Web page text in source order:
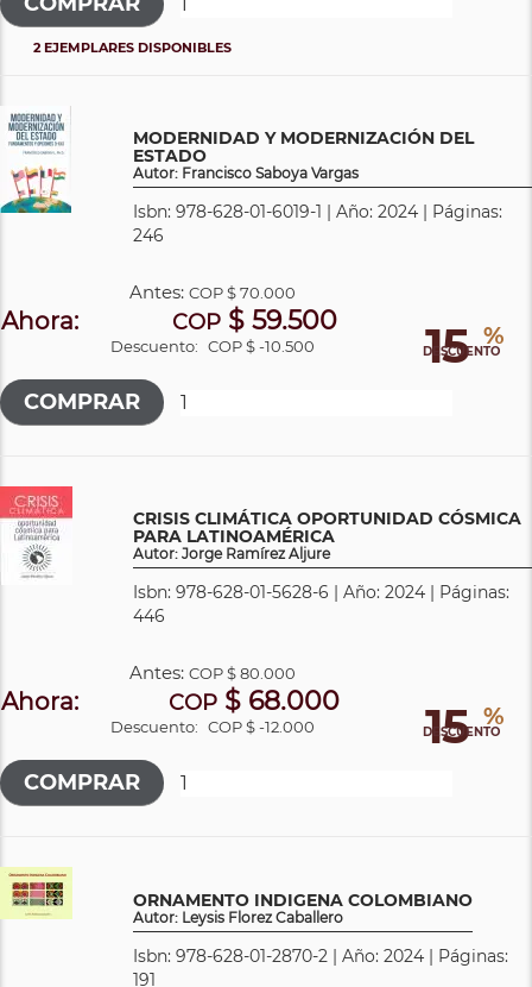
2 EJEMPLARES DISPONIBLES
MODERNIDAD Y MODERNIZACIÓN DEL
ESTADO
Autor: Francisco Saboya Vargas
Isbn: 978-628-01-6019-1 | Año: 2024 | Páginas:
246
15 %
DESCUENTO
Antes:COP$ 70.000
Ahora: COP$ 59.500
Descuento: COP $ -10.500
CRISIS CLIMÁTICA OPORTUNIDAD CÓSMICA
PARA LATINOAMÉRICA
Autor: Jorge Ramírez Aljure
Isbn: 978-628-01-5628-6 | Año: 2024 | Páginas:
446
15 %
DESCUENTO
Antes:COP$ 80.000
Ahora: COP $ 68.000
Descuento: COP $ -12.000
ORNAMENTO INDIGENA COLOMBIANO
Autor: Leysis Florez Caballero
Isbn: 978-628-01-2870-2 | Año: 2024 | Páginas:
191